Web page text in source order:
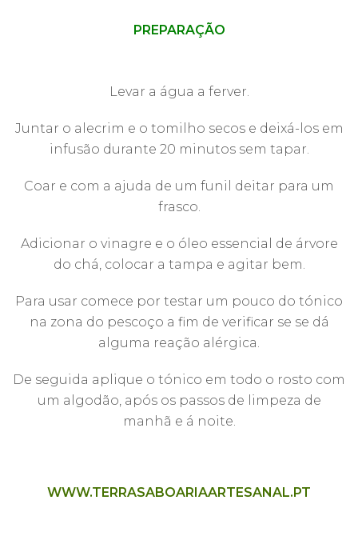
PREPARAÇÃO
Levar a água a ferver.
Juntar o alecrim e o tomilho secos e deixá-los em
infusão durante 20 minutos sem tapar.
Coar e com a ajuda de um funil deitar para um
frasco.
Adicionar o vinagre e o óleo essencial de árvore
do chá, colocar a tampa e agitar bem.
Para usar comece por testar um pouco do tónico
na zona do pescoço a fim de verificar se se dá
alguma reação alérgica.
De seguida aplique o tónico em todo o rosto com
um algodão, após os passos de limpeza de
manhã e á noite.
WWW.TERRASABOARIAARTESANAL.PT